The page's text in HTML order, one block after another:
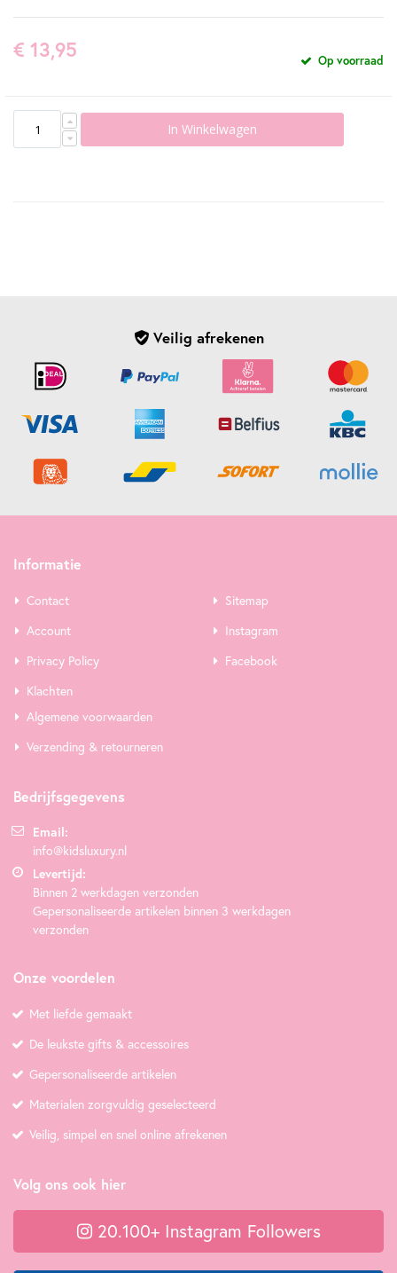
€ 13,95 Op voorraad
In Winkelwagen
Veilig afrekenen
Informatie
Contact
Account
Privacy Policy
Klachten
Sitemap
Instagram
Facebook
Algemene voorwaarden
Verzending & retourneren
Bedrijfsgegevens
Email:
info@kidsluxury.nl
Levertijd:
Binnen 2 werkdagen verzonden
Gepersonaliseerde artikelen binnen 3 werkdagen
verzonden
Onze voordelen
Met liefde gemaakt
De leukste gifts & accessoires
Gepersonaliseerde artikelen
Materialen zorgvuldig geselecteerd
Veilig, simpel en snel online afrekenen
Volg ons ook hier
20.100+ Instagram Followers